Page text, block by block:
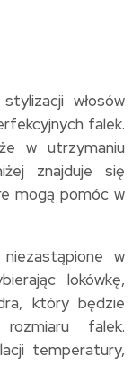
włosów
falek.
w utrzymaniu
znajduje się
mogą pomóc w
w
lokówkę,
który będzie
falek.
temperatury,